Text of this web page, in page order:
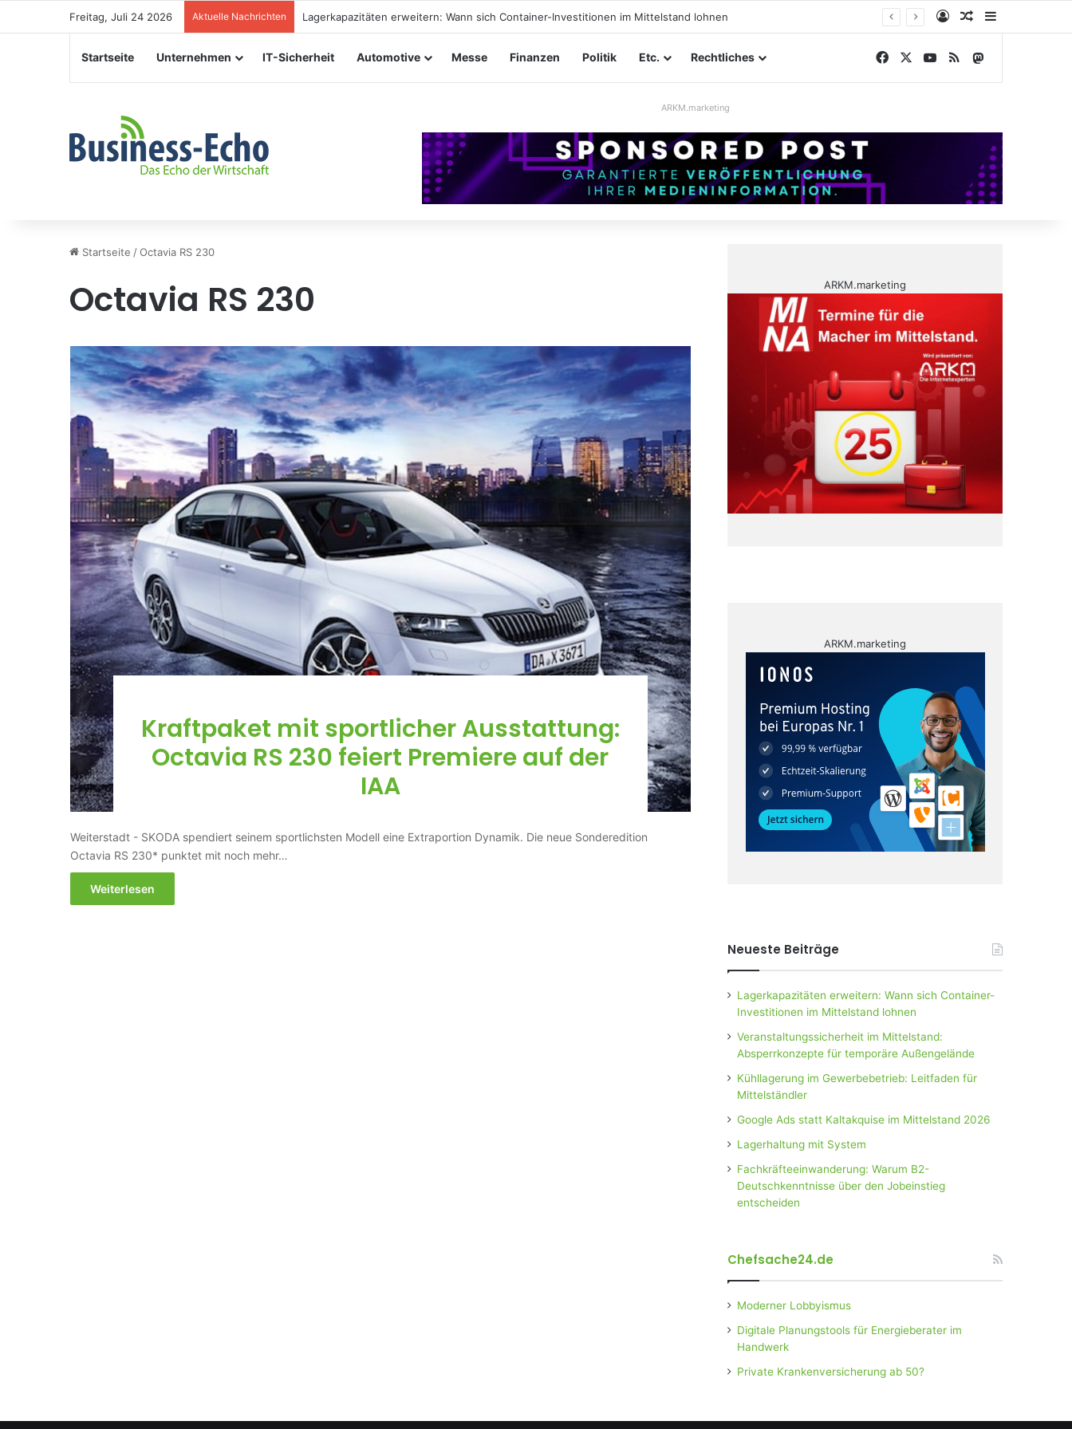
Freitag, Juli 24 2026 Aktuelle Nachrichten Veranstaltungssicherheit im Mittelstand: Absperrkonzepte für temporäre Außengelände AnmeldenZufälliger
Startseite Unternehmen IT-Sicherheit Automotive Messe Finanzen Politik Etc. Rechtliches Facebook YouTube
RSS
ARKM.marketing
Startseite /Octavia RS 230
Octavia RS 230
Kraftpaket mit sportlicher Ausstattung:
Octavia RS 230 feiert Premiere auf der
IAA
Weiterstadt - SKODA spendiert seinem sportlichsten Modell eine Extraportion Dynamik. Die neue Sonderedition
Octavia RS 230* punktet mit noch mehr…
Weiterlesen
ARKM.marketing
ARKM.marketing
Neueste Beiträge
Lagerkapazitäten erweitern: Wann sich Container-
Investitionen im Mittelstand lohnen
Veranstaltungssicherheit im Mittelstand:
Absperrkonzepte für temporäre Außengelände
Kühllagerung im Gewerbebetrieb: Leitfaden für
Mittelständler
Google Ads statt Kaltakquise im Mittelstand 2026
Lagerhaltung mit System
Fachkräfteeinwanderung: Warum B2-
Deutschkenntnisse über den Jobeinstieg
entscheiden
Chefsache24.de
Moderner Lobbyismus
Digitale Planungstools für Energieberater im
Handwerk
Private Krankenversicherung ab 50?